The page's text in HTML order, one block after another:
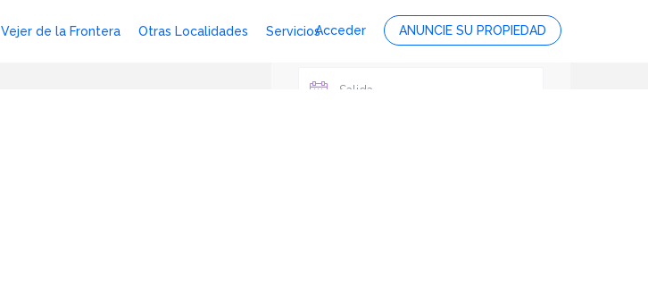
Acceder ANUNCIE SU PROPIEDAD
Vejer de la Frontera Otras Localidades Servicios